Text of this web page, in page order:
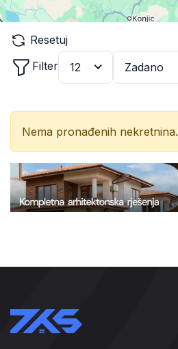
Resetuj
Filter
12 Zadano
Nema pronađenih nekretnina.